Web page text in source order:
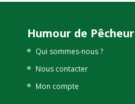
Humour de Pêcheur
Qui sommes-nous ?
Nous contacter
Mon compte